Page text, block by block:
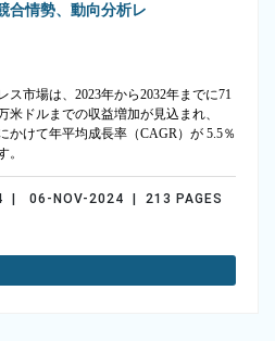
合情勢、動向分析レ
ス市場は、2023年から2032年までに71
米ドルまでの収益増加が見込まれ、
かけて年平均成長率（CAGR）が 5.5％
。
| 06-NOV-2024 | 213 PAGES